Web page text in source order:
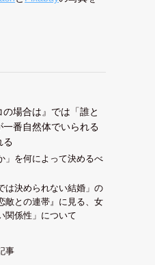
場合は』では「誰と
番自然体でいられる
る
」を何によって決めるべ
は決められない結婚」の
敵との連帯』に見る、女
関係性」について
事